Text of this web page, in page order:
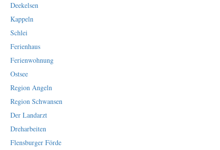
Deekelsen
Kappeln
Schlei
Ferienhaus
Ferienwohnung
Ostsee
Region Angeln
Region Schwansen
Der Landarzt
Dreharbeiten
Flensburger Förde